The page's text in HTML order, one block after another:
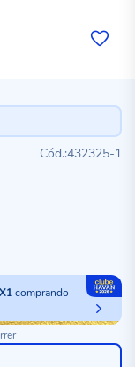
432325-1
comprando